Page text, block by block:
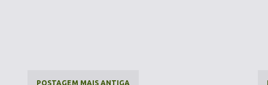
POSTAGEM MAIS ANTIGA